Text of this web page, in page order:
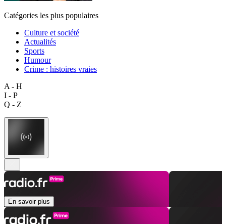
Catégories les plus populaires
Culture et société
Actualités
Sports
Humour
Crime : histoires vraies
A - H
I - P
Q - Z
En savoir plus